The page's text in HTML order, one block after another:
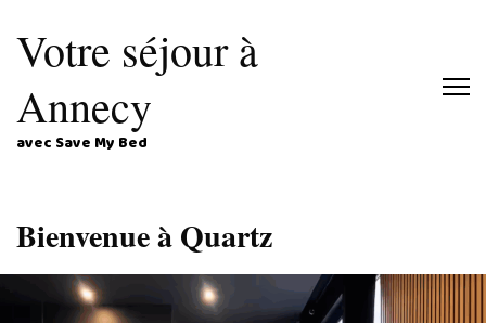
Votre séjour à
Annecy
avec Save My Bed
Bienvenue à Quartz